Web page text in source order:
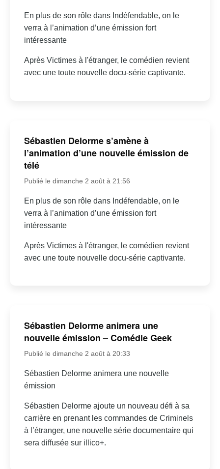
En plus de son rôle dans Indéfendable, on le
verra à l’animation d’une émission fort
intéressante
Après Victimes à l'étranger, le comédien revient
avec une toute nouvelle docu-série captivante.
Sébastien Delorme s’amène à
l’animation d’une nouvelle émission de
télé
Publié le dimanche 2 août à 21:56
En plus de son rôle dans Indéfendable, on le
verra à l’animation d’une émission fort
intéressante
Après Victimes à l'étranger, le comédien revient
avec une toute nouvelle docu-série captivante.
Sébastien Delorme animera une
nouvelle émission – Comédie Geek
Publié le dimanche 2 août à 20:33
Sébastien Delorme animera une nouvelle
émission
Sébastien Delorme ajoute un nouveau défi à sa
carrière en prenant les commandes de Criminels
à l’étranger, une nouvelle série documentaire qui
sera diffusée sur illico+.